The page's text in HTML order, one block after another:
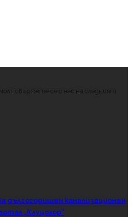
свържете се с нас на следният
дългогодишен канализационен
„Клуцохор“